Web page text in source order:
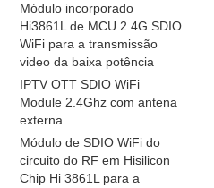
Módulo incorporado
Hi3861L de MCU 2.4G SDIO
WiFi para a transmissão
video da baixa potência
IPTV OTT SDIO WiFi
Module 2.4Ghz com antena
externa
Módulo de SDIO WiFi do
circuito do RF em Hisilicon
Chip Hi 3861L para a